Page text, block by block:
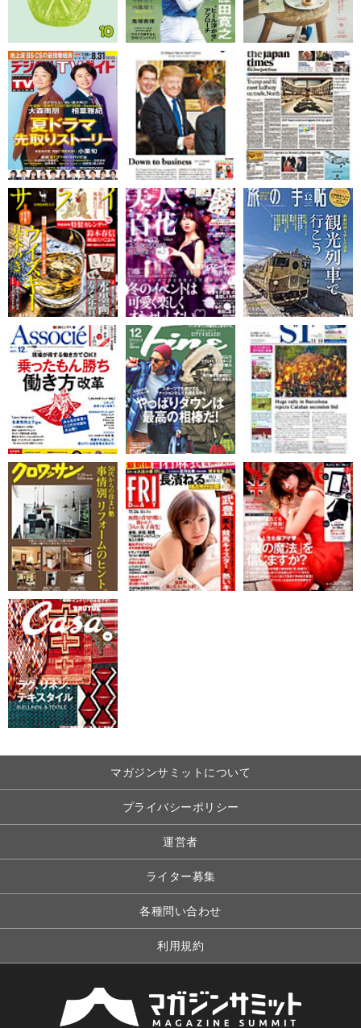
マガジンサミットについて
プライバシーポリシー
運営者
ライター募集
各種問い合わせ
利用規約